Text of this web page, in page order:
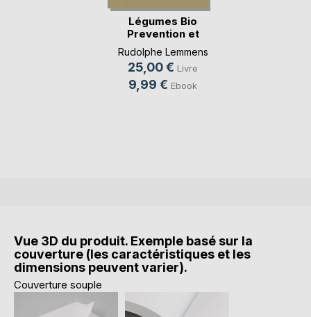
Légumes Bio
Prevention et
Traiteme(...)
Rudolphe Lemmens
25,00 € Livre
9,99 € Ebook
Vue 3D du produit. Exemple basé sur la
couverture (les caractéristiques et les
dimensions peuvent varier).
Couverture souple